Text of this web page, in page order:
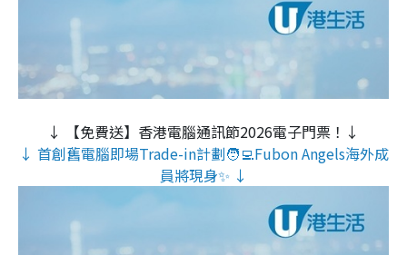
↓ 【免費送】香港電腦通訊節2026電子門票！↓
↓ 首創舊電腦即場Trade-in計劃🧑‍💻Fubon Angels海外成
員將現身✨ ↓